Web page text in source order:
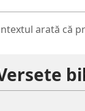
arată că